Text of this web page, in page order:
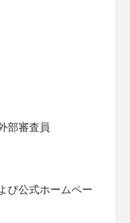
部審査員
び公式ホームペー